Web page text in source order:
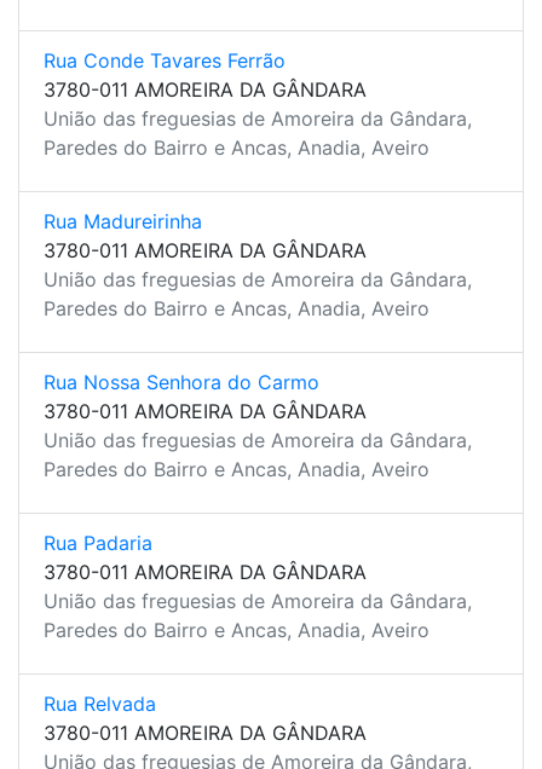
Rua Conde Tavares Ferrão
3780-011 AMOREIRA DA GÂNDARA
União das freguesias de Amoreira da Gândara,
Paredes do Bairro e Ancas, Anadia, Aveiro
Rua Madureirinha
3780-011 AMOREIRA DA GÂNDARA
União das freguesias de Amoreira da Gândara,
Paredes do Bairro e Ancas, Anadia, Aveiro
Rua Nossa Senhora do Carmo
3780-011 AMOREIRA DA GÂNDARA
União das freguesias de Amoreira da Gândara,
Paredes do Bairro e Ancas, Anadia, Aveiro
Rua Padaria
3780-011 AMOREIRA DA GÂNDARA
União das freguesias de Amoreira da Gândara,
Paredes do Bairro e Ancas, Anadia, Aveiro
Rua Relvada
3780-011 AMOREIRA DA GÂNDARA
União das freguesias de Amoreira da Gândara,